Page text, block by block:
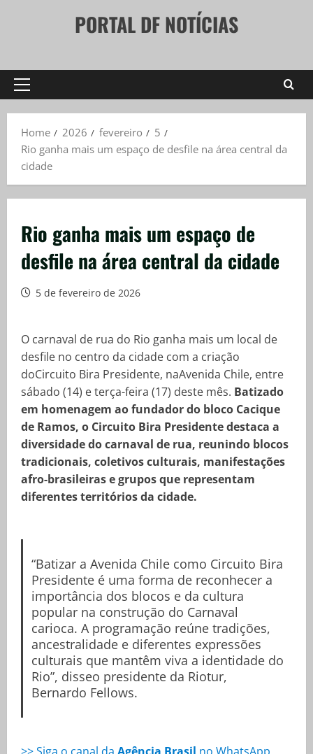
PORTAL DF NOTÍCIAS
Primary
Home
2026 fevereiro
5
Rio ganha mais um espaço de desfile na área central da
cidade
Rio ganha mais um espaço de
desfile na área central da cidade
5 de fevereiro de 2026
O carnaval de rua do Rio ganha mais um local de
desfile no centro da cidade com a criação
doCircuito Bira Presidente, naAvenida Chile, entre
sábado (14) e terça-feira (17) deste mês. Batizado
em homenagem ao fundador do bloco Cacique
de Ramos, o Circuito Bira Presidente destaca a
diversidade do carnaval de rua, reunindo blocos
tradicionais, coletivos culturais, manifestações
afro-brasileiras e grupos que representam
diferentes territórios da cidade.
“Batizar a Avenida Chile como Circuito Bira
Presidente é uma forma de reconhecer a
importância dos blocos e da cultura
popular na construção do Carnaval
carioca. A programação reúne tradições,
ancestralidade e diferentes expressões
culturais que mantêm viva a identidade do
Rio”, disseo presidente da Riotur,
Bernardo Fellows.